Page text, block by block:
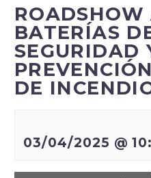
ROADSHOW
BATERÍAS
SEGURIDAD
DE
03/04/2025 @